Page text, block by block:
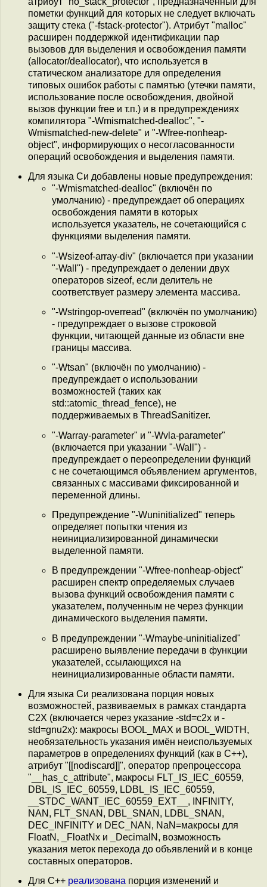
пометки функций для которых не следует включать
защиту стека ("-fstack-protector"). Атрибут "malloc"
расширен поддержкой идентификации пар
вызовов для выделения и освобождения памяти
(allocator/deallocator), что используется в
статическом анализаторе для определения
типовых ошибок работы с памятью (утечки памяти,
использование после освобождения, двойной
вызов функции free и т.п.) и в предупреждениях
компилятора "-Wmismatched-dealloc", "-
Wmismatched-new-delete" и "-Wfree-nonheap-
object", информирующих о несогласованности
операций освобождения и выделения памяти.
Для языка Си добавлены новые предупреждения:
"-Wmismatched-dealloc" (включён по
умолчанию) - предупреждает об операциях
освобождения памяти в которых
используется указатель, не сочетающийся с
функциями выделения памяти.
"-Wsizeof-array-div" (включается при указании
"-Wall") - предупреждает о делении двух
операторов sizeof, если делитель не
соответствует размеру элемента массива.
"-Wstringop-overread" (включён по умолчанию)
- предупреждает о вызове строковой
функции, читающей данные из области вне
границы массива.
"-Wtsan" (включён по умолчанию) -
предупреждает о использовании
возможностей (таких как
std::atomic_thread_fence), не
поддерживаемых в ThreadSanitizer.
"-Warray-parameter" и "-Wvla-parameter"
(включается при указании "-Wall") -
предупреждает о переопределении функций
с не сочетающимся объявлением аргументов,
связанных с массивами фиксированной и
переменной длины.
Предупреждение "-Wuninitialized" теперь
определяет попытки чтения из
неинициализированной динамически
выделенной памяти.
В предупреждении "-Wfree-nonheap-object"
расширен спектр определяемых случаев
вызова функций освобождения памяти с
указателем, полученным не через функции
динамического выделения памяти.
В предупреждении "-Wmaybe-uninitialized"
расширено выявление передачи в функции
указателей, ссылающихся на
неинициализированные области памяти.
Для языка Си реализована порция новых
возможностей, развиваемых в рамках стандарта
C2X (включается через указание -std=c2x и -
std=gnu2x): макросы BOOL_MAX и BOOL_WIDTH,
необязательность указания имён неиспользуемых
параметров в определениях функций (как в C++),
атрибут "[[nodiscard]]", оператор препроцессора
"__has_c_attribute", макросы FLT_IS_IEC_60559,
DBL_IS_IEC_60559, LDBL_IS_IEC_60559,
__STDC_WANT_IEC_60559_EXT__, INFINITY,
NAN, FLT_SNAN, DBL_SNAN, LDBL_SNAN,
DEC_INFINITY и DEC_NAN, NaN=макросы для
FloatN, _FloatNx и _DecimalN, возможность
указания меток перехода до объявлений и в конце
составных операторов.
Для C++ реализована порция изменений и